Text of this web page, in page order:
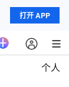
打开 APP
个人